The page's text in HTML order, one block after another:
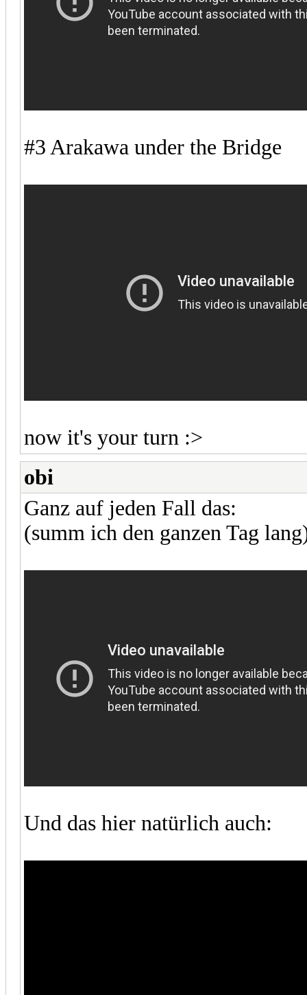
#3 Arakawa under the Bridge
now it's your turn :>
obi
Ganz auf jeden Fall das:
(summ ich den ganzen Tag
Und das hier natürlich auch: